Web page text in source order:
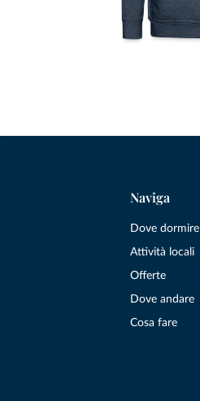
Naviga
Dove dormire
Attività locali
Offerte
Dove andare
Cosa fare